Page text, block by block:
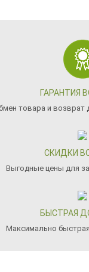
ГАРАНТИЯ
товара и возврат
СКИДКИ
Выгодные цены для
БЫСТРАЯ
Максимально